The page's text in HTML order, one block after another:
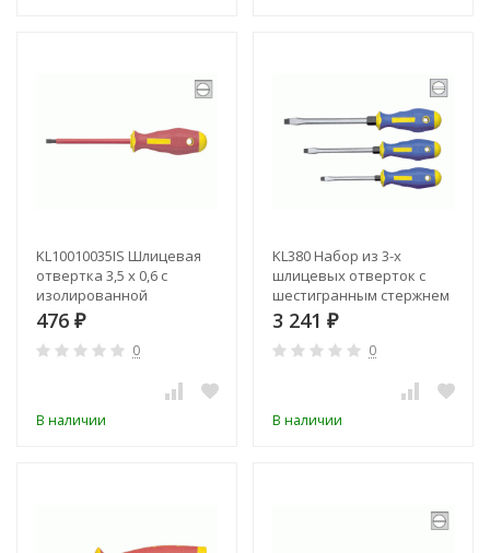
KL10010035IS Шлицевая
отвертка 3,5 х 0,6 с
изолированной
рукояткой (VDE до 1000В)
476 ₽
0
В наличии
KL380 Набор из 3-х
шлицевых отверток с
шестигранным стержнем
( 5,5 / 6,5 / 8,0 мм)
3 241 ₽
0
В наличии